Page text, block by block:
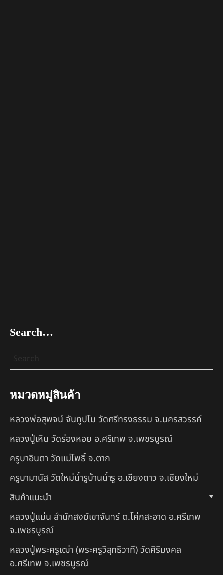
Search…
หมวดหมู่สินค้า
หลวงพ่อสุพจน์ จันทูปโม วัดศรีทรงธรรม จ.นครสวรรค์
หลวงปู่เหิน วัดร่องหอย อ.ศรีเทพ จ.เพชรบูรณ์
ครูบาอินตา วัดแม่โพธิ์ จ.ตาก
ครูบามานัส วัดใหม่น้ำรูบ้านน้ำรู อ.เชียงดาว จ.เชียงใหม่
สินค้าแนะนำ
หลวงปู่แม่น สำนักสงฆ์เขาจันทร์ ต.โค่กสะอาด อ.ศรีเทพ
จ.เพชรบูรณ์
หลวงปู่พระครูเฒ่า (พระครูวิสุทธิวาที) วัดศิริมงคล
อ.ศรีเทพ จ.เพชรบูรณ์